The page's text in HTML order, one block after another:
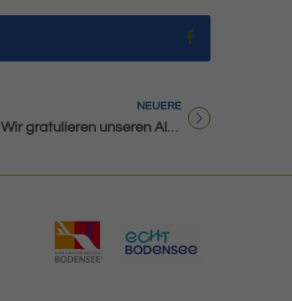
NEUERE
Titel für Beitrag
Wir gratulieren unseren Altersjubilaren im März